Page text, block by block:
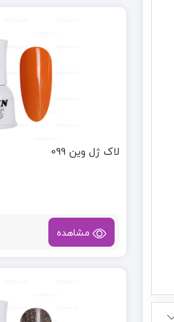
لاک ژل وین 099
مشاهده